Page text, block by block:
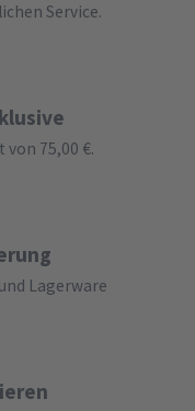
Service.
75,00 €.
Lagerware